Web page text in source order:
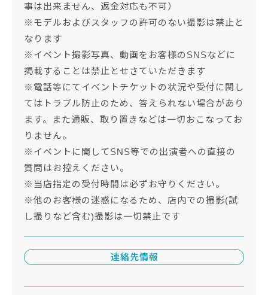
事は出来ません、返金対応も不可）
※モデルおよびスタッフの許可のない撮影は禁止と
なります
※イベント撮影写真、動画をお客様のSNSなどに
掲載することは禁止とせさていただきます
※電話等にてイベントチケットの状況や受付に関し
てはトラブル防止のため、答えられない場合があり
ます。また通販、取り置きなどは一切おこなってお
りません。
※イベントに関してSNS等での出演者への直接の
質問はお控えください。
※当店指定の受付時間は必ずお守りください。
※他のお客様の迷惑になるため、店内での撮影(試
し撮りなど含む)撮影は一切禁止です
連絡先情報